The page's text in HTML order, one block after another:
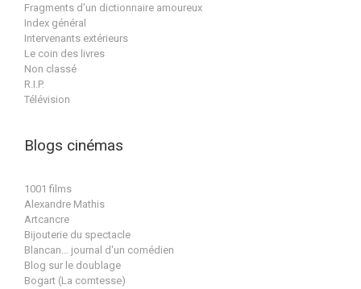
Fragments d'un dictionnaire amoureux
Index général
Intervenants extérieurs
Le coin des livres
Non classé
R.I.P.
Télévision
Blogs cinémas
1001 films
Alexandre Mathis
Artcancre
Bijouterie du spectacle
Blancan… journal d'un comédien
Blog sur le doublage
Bogart (La comtesse)